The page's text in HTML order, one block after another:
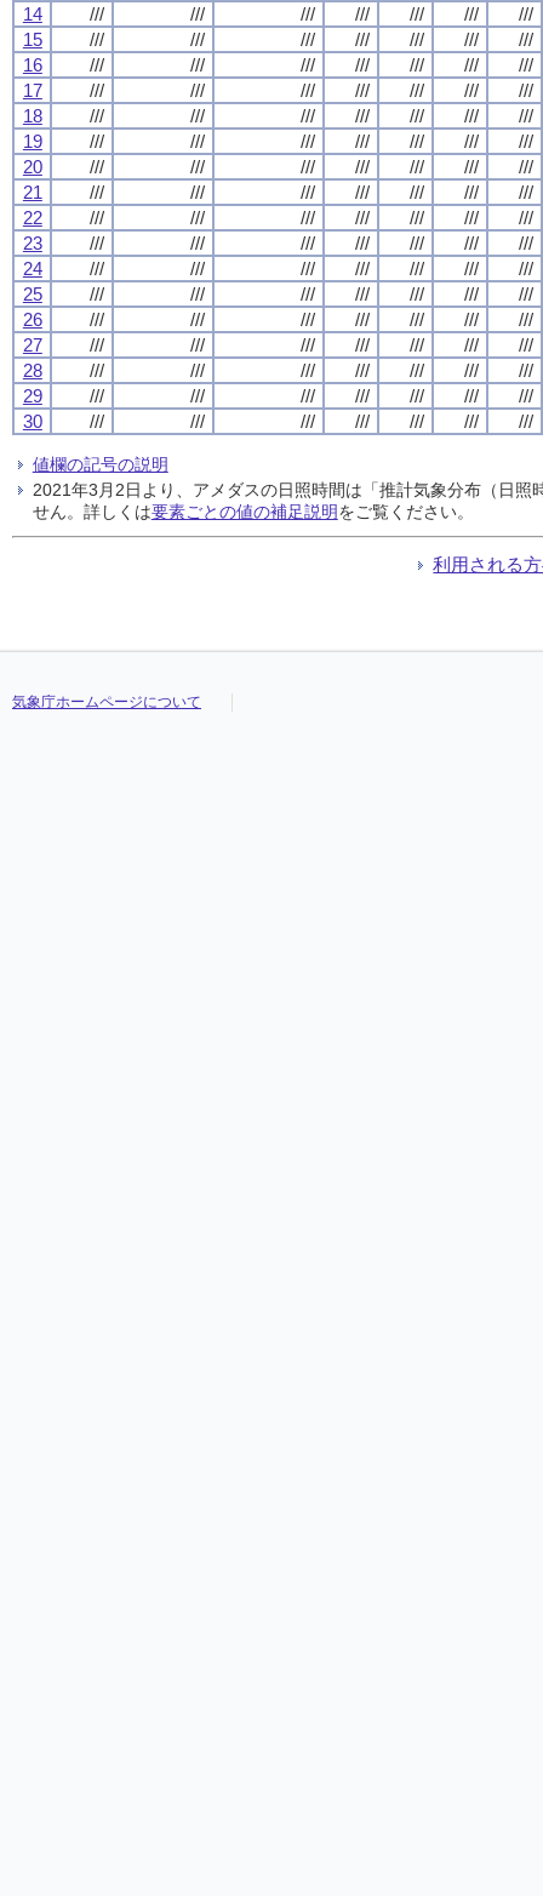
14
/// /// /// /// /// ///
///
15
/// /// /// /// /// ///
///
16
/// /// /// /// /// ///
///
17
/// /// /// /// /// ///
///
18
/// /// /// /// /// ///
///
19
/// /// /// /// /// ///
///
20
/// /// /// /// /// ///
///
21
/// /// /// /// /// ///
///
22
/// /// /// /// /// ///
///
23
/// /// /// /// /// ///
///
24
/// /// /// /// /// ///
///
25
/// /// /// /// /// ///
///
26
/// /// /// /// /// ///
///
27
/// /// /// /// /// ///
///
28
/// /// /// /// /// ///
///
29
/// /// /// /// /// ///
///
30
/// /// /// /// /// /// ///
値欄の記号の説明
2021年3月2日より、アメダスの日照時間は「推計気象分布（日
せん。詳しくは要素ごとの値の補足説明をご覧ください。
利用される
気象庁ホームページについて